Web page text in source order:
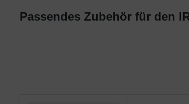
Passendes Zubehör für den